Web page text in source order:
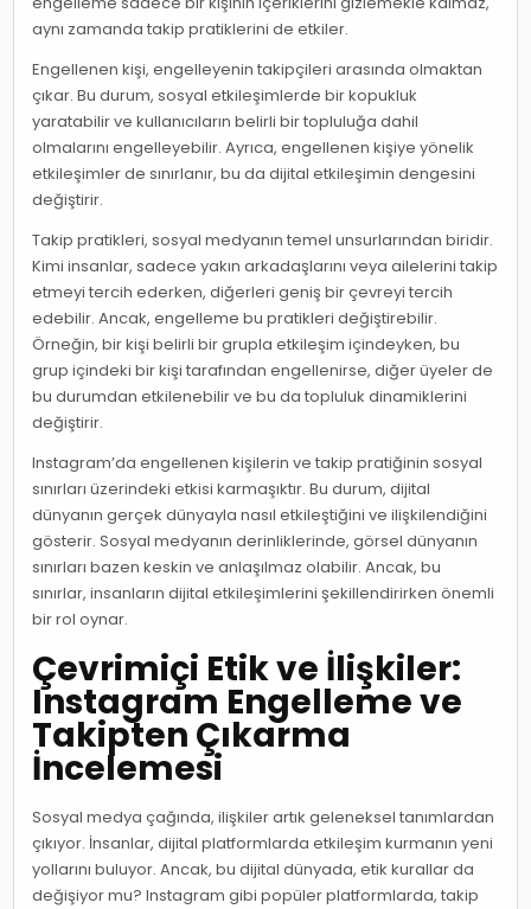
aynı zamanda takip pratiklerini de etkiler.
Engellenen kişi, engelleyenin takipçileri arasında olmaktan
çıkar. Bu durum, sosyal etkileşimlerde bir kopukluk
yaratabilir ve kullanıcıların belirli bir topluluğa dahil
olmalarını engelleyebilir. Ayrıca, engellenen kişiye yönelik
etkileşimler de sınırlanır, bu da dijital etkileşimin dengesini
değiştirir.
Takip pratikleri, sosyal medyanın temel unsurlarından biridir.
Kimi insanlar, sadece yakın arkadaşlarını veya ailelerini takip
etmeyi tercih ederken, diğerleri geniş bir çevreyi tercih
edebilir. Ancak, engelleme bu pratikleri değiştirebilir.
Örneğin, bir kişi belirli bir grupla etkileşim içindeyken, bu
grup içindeki bir kişi tarafından engellenirse, diğer üyeler de
bu durumdan etkilenebilir ve bu da topluluk dinamiklerini
değiştirir.
Instagram’da engellenen kişilerin ve takip pratiğinin sosyal
sınırları üzerindeki etkisi karmaşıktır. Bu durum, dijital
dünyanın gerçek dünyayla nasıl etkileştiğini ve ilişkilendiğini
gösterir. Sosyal medyanın derinliklerinde, görsel dünyanın
sınırları bazen keskin ve anlaşılmaz olabilir. Ancak, bu
sınırlar, insanların dijital etkileşimlerini şekillendirirken önemli
bir rol oynar.
Çevrimiçi Etik ve İlişkiler:
Instagram Engelleme ve
Takipten Çıkarma
İncelemesi
Sosyal medya çağında, ilişkiler artık geleneksel tanımlardan
çıkıyor. İnsanlar, dijital platformlarda etkileşim kurmanın yeni
yollarını buluyor. Ancak, bu dijital dünyada, etik kurallar da
değişiyor mu? Instagram gibi popüler platformlarda, takip